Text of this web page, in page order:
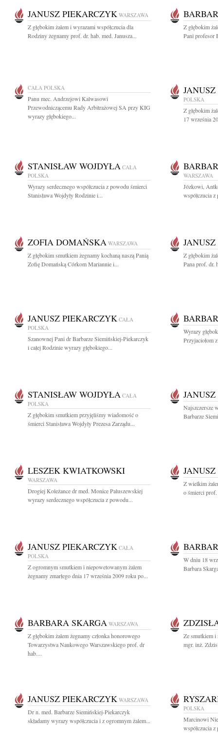
JANUSZ PIEKARCZYK WARSZAWA
Z głębokim żalem i wyrazami współczucia dla
Rodziny żegnamy prof. dr. hab. med. Janusza...
Z głębokim
Pani profesor
CAŁA POLSKA
Panu mec. Andrzejowi Kalwasowi
Przewodniczącemu Rady Arbitrażowej SA przy KIG
wyrazy głębokiego...
POLSKA
Z głębokim
17 września
STANISŁAW WOJDYŁA CAŁA
POLSKA
Wyrazy serdecznego współczucia z powodu śmierci
Stanisława Wojdyły Rodzinie i...
WARSZAWA
Józkowi,
współczucia
ZOFIA DOMAŃSKA WARSZAWA
Z głębokim smutkiem żegnamy kochaną naszą Panią
Zofię Domańską Córkom Mariannie i...
Z głębokim
Pana prof. dr.
JANUSZ PIEKARCZYK CAŁA
POLSKA
Szanownej Pani dr Barbarze Siemińskiej-Piekarczyk
i całej Rodzinie wyrazy głębokiego...
Wyrazy
Przyjaciołom
STANISŁAW WOJDYŁA CAŁA
POLSKA
Z głębokim smutkiem przyjęliśmy wiadomość o
śmierci Stanisława Wojdyły Prezesa Zarządu...
Najszczersze
Barbarze
LESZEK KWIATKOWSKI
WARSZAWA
Drogiej Koleżance dr med. Monice Paluszewskiej
wyrazy serdecznego współczucia z powodu...
Z wielkim
o śmierci prof.
JANUSZ PIEKARCZYK CAŁA
POLSKA
Z ogromnym smutkiem i niepowetowanym żalem
żegnamy zmarłego dnia 17 września 2009 roku po...
W dniu 18
Barbara
BARBARA SKARGA WARSZAWA
Z głębokim żalem żegnamy członka honorowego
Towarzystwa Naukowego Warszawskiego prof. dr
hab....
Ze smutkiem i
mgr. inż.
JANUSZ PIEKARCZYK WARSZAWA
Dr n. med. Barbarze Siemińskiej-Piekarczyk
składamy wyrazy współczucia i z ogromnym żalem...
POLSKA
Marcinowi
współczucia